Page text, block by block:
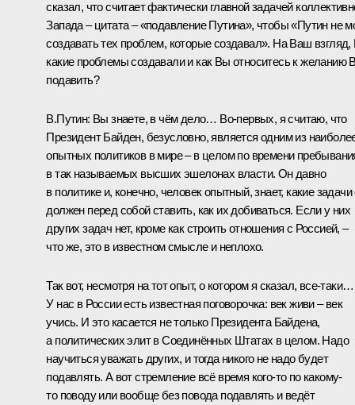
сказал, что считает фактически главной задачей
Запада – цитата – «подавление Путина», чтобы «Путин не
создавать тех проблем, которые создавал». На Ваш
какие проблемы создавали и как Вы относитесь к желанию
подавить?
В.Путин: Вы знаете, в чём дело… Во-первых, я считаю, что
Президент Байден, безусловно, является одним из
опытных политиков в мире – в целом по времени
в так называемых высших эшелонах власти. Он давно
в политике и, конечно, человек опытный, знает, какие задачи
должен перед собой ставить, как их добиваться. Если у них
других задач нет, кроме как строить отношения с Россией, –
что же, это в известном смысле и неплохо.
Так вот, несмотря на тот опыт, о котором я сказал, все-таки…
У нас в России есть известная поговорочка: век живи – век
учись. И это касается не только Президента Байдена,
а политических элит в Соединённых Штатах в целом. Надо
научиться уважать других, и тогда никого не надо будет
подавлять. А вот стремление всё время кого-то по какому-
то поводу или вообще без повода подавлять и ведёт